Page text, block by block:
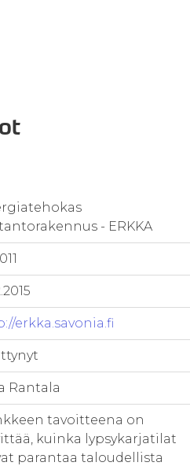
- ERKKA
erkka.savonia.fi
Rantala
tavoitteena on
kuinka lypsykarjatilat
parantaa taloudellista